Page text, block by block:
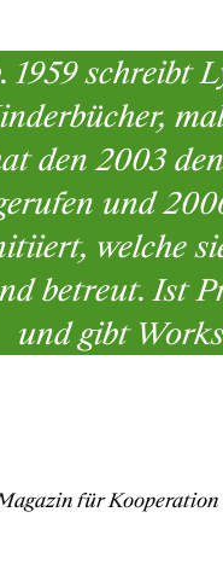
1959 schreibt
den 2003
und
welche
betreut. Ist
und gibt
für Kooperation